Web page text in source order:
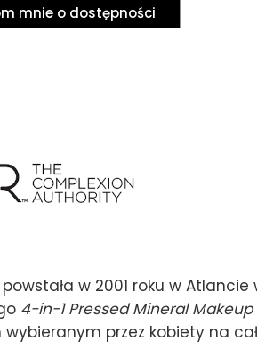
mnie o dostępności
powstała w 2001 roku w
4-in-1 Pressed Mineral
przez kobiety na